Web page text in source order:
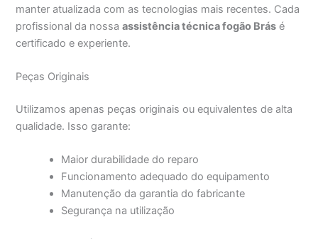
manter atualizada com as tecnologias mais recentes. Cada
profissional da nossaassistência técnica fogão Brás é
certificado e experiente.
Peças Originais
Utilizamos apenas peças originais ou equivalentes de alta
qualidade. Isso garante:
Maior durabilidade do reparo
Funcionamento adequado do equipamento
Manutenção da garantia do fabricante
Segurança na utilização